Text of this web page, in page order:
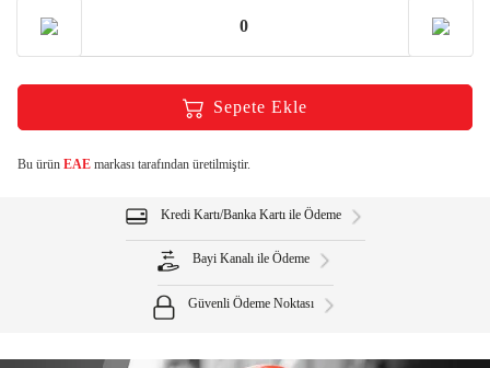
Sepete Ekle
Bu ürün EAE markası tarafından üretilmiştir.
Kredi Kartı/Banka Kartı ile Ödeme
Bayi Kanalı ile Ödeme
Güvenli Ödeme Noktası